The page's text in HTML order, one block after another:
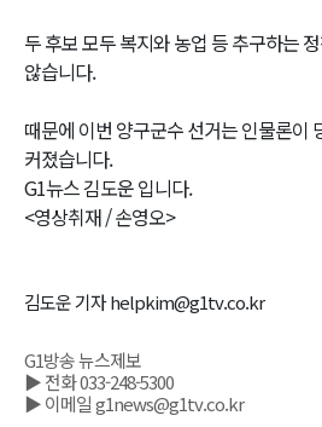
두 후보 모두 복지와 농업 등 추구하는
않습니다.
때문에 이번 양구군수 선거는 인물론이
커졌습니다.
G1뉴스 김도운 입니다.
<영상취재 / 손영오>
김도운 기자 helpkim@g1tv.co.kr
G1방송 뉴스제보
▶ 전화 033-248-5300
▶ 이메일 g1news@g1tv.co.kr